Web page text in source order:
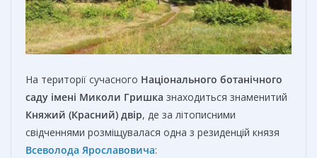
На території сучасного Національного ботанічного
саду імені Миколи Гришка знаходиться знаменитий
Княжий (Красний) двір, де за літописними
свідченнями розміщувалася одна з резиденцій князя
Всеволода Ярославовича: